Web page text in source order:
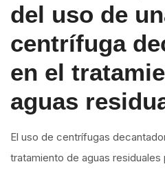
del uso de
centrífuga
en el
aguas
El uso de centrífugas
tratamiento de aguas